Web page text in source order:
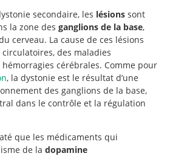
secondaire, les lésionssont
la zone des ganglions de la base,
cerveau. La cause de ces lésions
des maladies
cérébrales. Comme pour
, la dystonie est le résultat d’une
des ganglions de la base,
dans le contrôle et la régulation
que les médicaments qui
de la dopamine